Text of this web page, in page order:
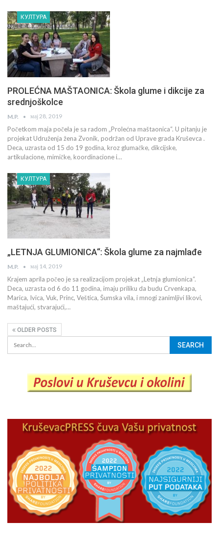
КУЛТУРА
PROLEĆNA MAŠTAONICA: Škola glume i dikcije za
srednjoškolce
M.P. мај 28, 2019
Početkom maja počela je sa radom „Prolećna maštaonica“. U pitanju je
projekat Udruženja žena Zvonik, podržan od Uprave grada Kruševca .
Deca, uzrasta od 15 do 19 godina, kroz glumačke, dikcijske,
artikulacione, mimičke, koordinacione i…
КУЛТУРА
„LETNJA GLUMIONICA“: Škola glume za najmlađe
M.P. мај 14, 2019
Krajem aprila počeo je sa realizacijom projekat „Letnja glumionica“.
Deca, uzrasta od 6 do 11 godina, imaju priliku da budu Crvenkapa,
Marica, Ivica, Vuk, Princ, Veštica, Šumska vila, i mnogi zanimljivi likovi,
maštajući, stvarajući,…
OLDER POSTS